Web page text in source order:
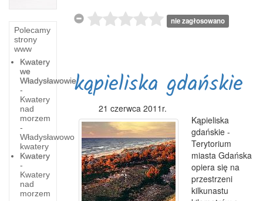
Polecamy
strony
www
Kwatery
we
Władysławowie
-
Kwatery
nad
morzem
-
Władysławowo
kwatery
Kwatery
-
Kwatery
nad
morzem
nie zagłosowano
kąpieliska gdańskie
21 czerwca 2011r.
Kąpieliska
gdańskie -
Terytorium
miasta Gdańska
opiera się na
przestrzeni
kilkunastu